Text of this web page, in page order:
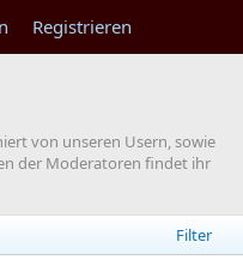
Registrieren
von unseren Usern, sowie
der Moderatoren findet ihr
Filter